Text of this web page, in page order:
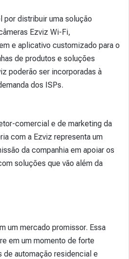
por distribuir uma solução
Ezviz Wi-Fi,
e aplicativo customizado para o
de produtos e soluções
poderão ser incorporadas à
dos ISPs.
comercial e de marketing da
com a Ezviz representa um
da companhia em apoiar os
soluções que vão além da
um mercado promissor. Essa
em um momento de forte
de automação residencial e